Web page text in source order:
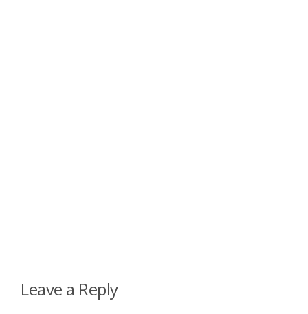
Leave a Reply